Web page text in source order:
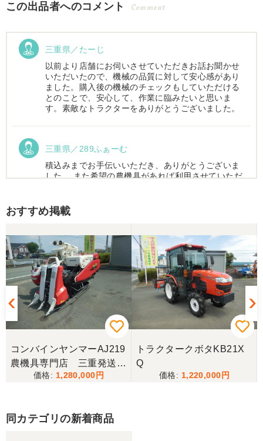
この出品者へのコメント Comment
三重県／たーじ
以前より店舗にお伺いさせていただきお話お聞かせ
いただいたので、機械の品質に対して安心感があり
ました。購入後の機械のチェックもしていただける
とのことで、安心して、作業に臨みたいと思いま
す。素敵なトラクターをありがとうございました。
三重県／289ふぁーむ
積込みまでお手伝いいただき、ありがとうございま
した。 また希望の農機具があれば利用させていただ
この度はお世話になりました。また、機会があれば
よろしくお願いします。
三重県／ユウスケ
購入から引き取りまでスムーズでした。ありがとう
ございました。
三重県／
当方の要望に対して、素早く対応していただき感謝
おすすめ掲載
コンバインヤンマーAJ219
農機具専門店 三重発送整
備済み
1,280,000
トラクタークボタKB21X
Q
1,220,000
同カテゴリの新着商品